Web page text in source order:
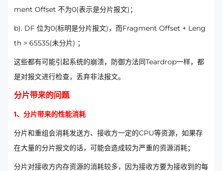
ment Offset 不为0(表示是分片报文)；
b). DF 位为0(标明是分片报文)，而Fragment Offset + Leng
th > 65535(未分片) ；
这些都有可能引起系统的崩溃，防御方法同Teardrop一样，都
是对报文进行检查，丢弃非法报文。
分片带来的问题
1、分片带来的性能消耗
分片和重组会消耗发送方、接收方一定的CPU等资源，如果存
在大量的分片报文的话，可能会造成较为严重的资源消耗；
分片对接收方内存资源的消耗较多，因为接收方要为接收到的每